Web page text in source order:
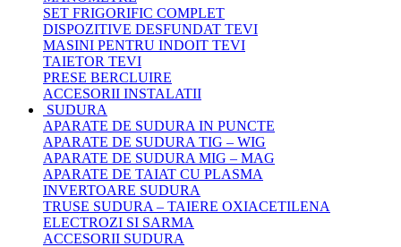
SET FRIGORIFIC COMPLET
DISPOZITIVE DESFUNDAT TEVI
MASINI PENTRU INDOIT TEVI
TAIETOR TEVI
PRESE BERCLUIRE
ACCESORII INSTALATII
SUDURA
APARATE DE SUDURA IN PUNCTE
APARATE DE SUDURA TIG – WIG
APARATE DE SUDURA MIG – MAG
APARATE DE TAIAT CU PLASMA
INVERTOARE SUDURA
TRUSE SUDURA – TAIERE OXIACETILENA
ELECTROZI SI SARMA
ACCESORII SUDURA